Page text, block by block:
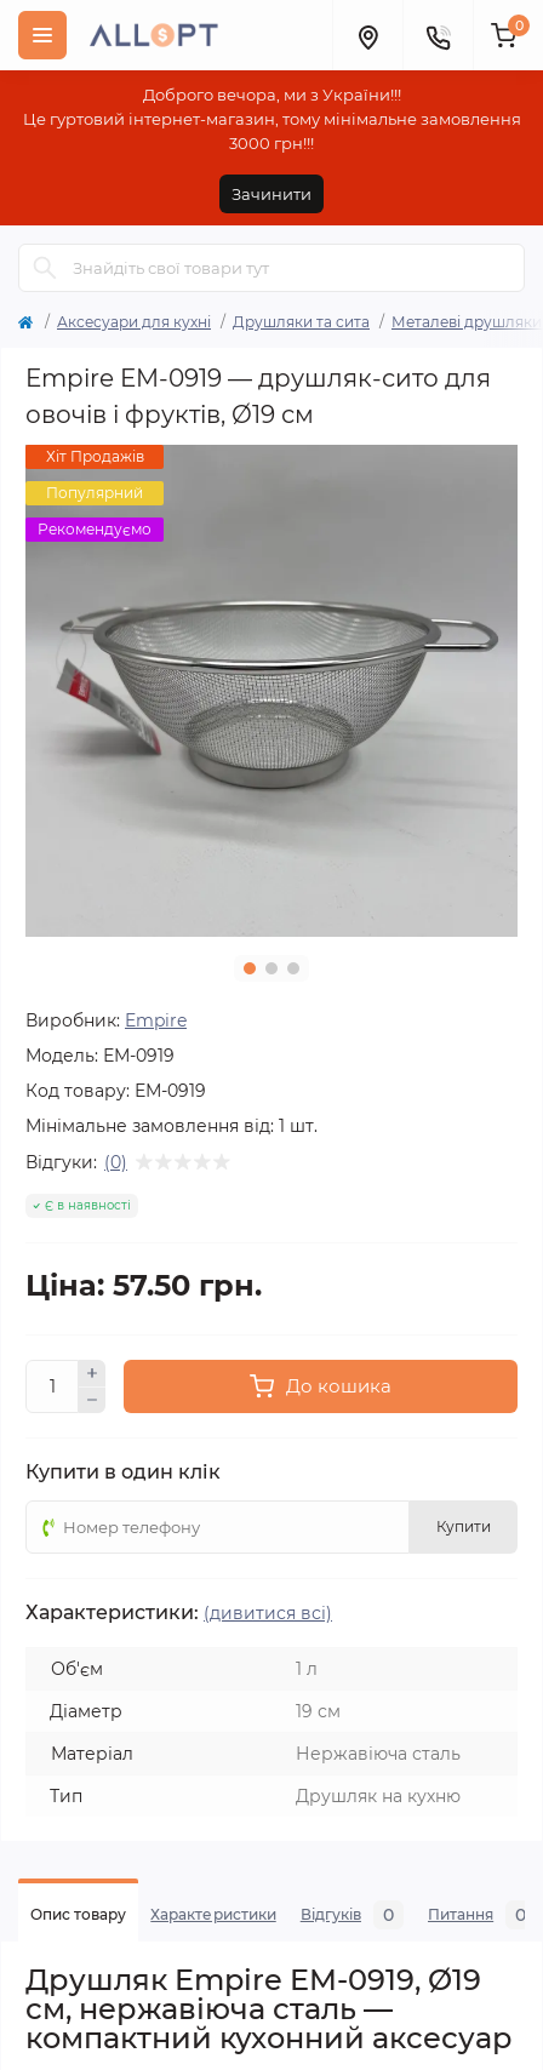
Доброго вечора, ми з України!!!
Це гуртовий інтернет-магазин, тому мінімальне замовлення
3000 грн!!!
Зачинити
0
Аксесуари для кухні Друшляки та сита Металеві друшляки
Empire EM-0919 — друшляк-сито для
овочів і фруктів, Ø19 см
Хіт Продажів
Популярний
Рекомендуємо
Виробник: Empire
Модель: ЕМ-0919
Код товару: ЕМ-0919
Мінімальне замовлення від: 1 шт.
Відгуки: (0)
Є в наявності
Ціна: 57.50 грн.
До кошика
Купити в один клік
Купити
Характеристики: (дивитися всі)
Об'єм
1 л
Діаметр
19 см
Матеріал
Нержавіюча сталь
Тип
Друшляк на кухню
Опис товару Характеристики Відгуків 0 Питання 0
Друшляк Empire EM-0919, Ø19
см, нержавіюча сталь —
компактний кухонний аксесуар